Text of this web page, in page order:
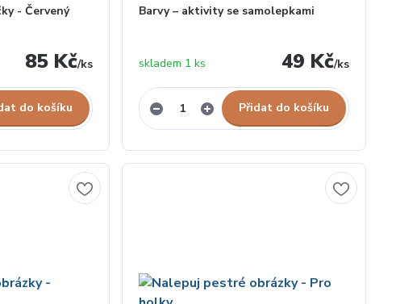
- Červený
85 Kč/ks
do košíku
Barvy – aktivity se samolepkami
49 Kč/ks
skladem 1 ks
Přidat do košíku